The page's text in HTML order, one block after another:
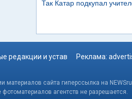
редакции и устав Реклама:
сайта гиперссылка на
агентств не разрешается.